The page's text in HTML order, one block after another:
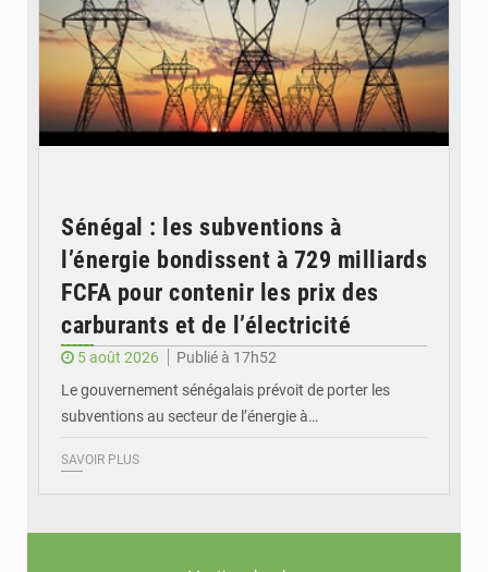
Sénégal : les subventions à
l’énergie bondissent à 729 milliards
FCFA pour contenir les prix des
carburants et de l’électricité
5 août 2026
Publié à 17h52
Le gouvernement sénégalais prévoit de porter les
subventions au secteur de l’énergie à…
SAVOIR PLUS